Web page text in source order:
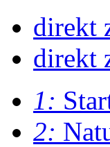
direkt
direkt
1:
2: